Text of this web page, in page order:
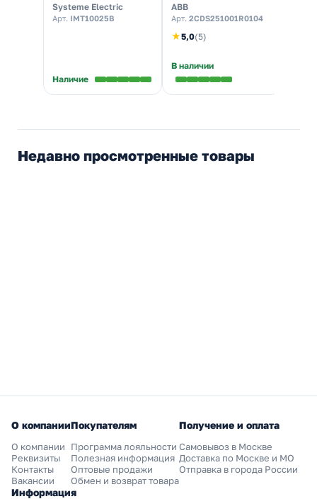
ЗИП-ЛОК черная
[уп.100шт]
Systeme Electric
Арт. IMT10025B
Наличие
электрический)
ABB
Арт. 2CDS251001R0104
★5,0(5)
В наличии
Недавно просмотренные товары
О компании
О компании
Реквизиты
Контакты
Вакансии
Покупателям
Программа лояльности
Полезная информация
Оптовые продажи
Обмен и возврат товара
Получение и оплата
Самовывоз в Москве
Доставка по Москве и МО
Отправка в города России
Информация